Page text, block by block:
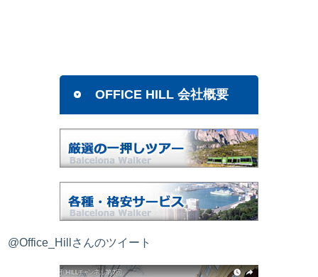
OFFICE HILL 会社概要
@Office_Hillさんのツイート